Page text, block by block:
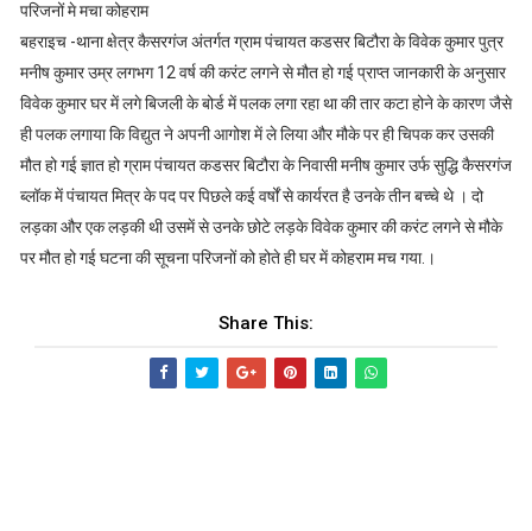
परिजनों मे मचा कोहराम
बहराइच -थाना क्षेत्र कैसरगंज अंतर्गत ग्राम पंचायत कडसर बिटौरा के विवेक कुमार पुत्र
मनीष कुमार उम्र लगभग 12 वर्ष की करंट लगने से मौत हो गई प्राप्त जानकारी के अनुसार
विवेक कुमार घर में लगे बिजली के बोर्ड में पलक लगा रहा था की तार कटा होने के कारण जैसे
ही पलक लगाया कि विद्युत ने अपनी आगोश में ले लिया और मौके पर ही चिपक कर उसकी
मौत हो गई ज्ञात हो ग्राम पंचायत कडसर बिटौरा के निवासी मनीष कुमार उर्फ सुद्धि कैसरगंज
ब्लॉक में पंचायत मित्र के पद पर पिछले कई वर्षों से कार्यरत है उनके तीन बच्चे थे । दो
लड़का और एक लड़की थी उसमें से उनके छोटे लड़के विवेक कुमार की करंट लगने से मौके
पर मौत हो गई घटना की सूचना परिजनों को होते ही घर में कोहराम मच गया.।
Share This: